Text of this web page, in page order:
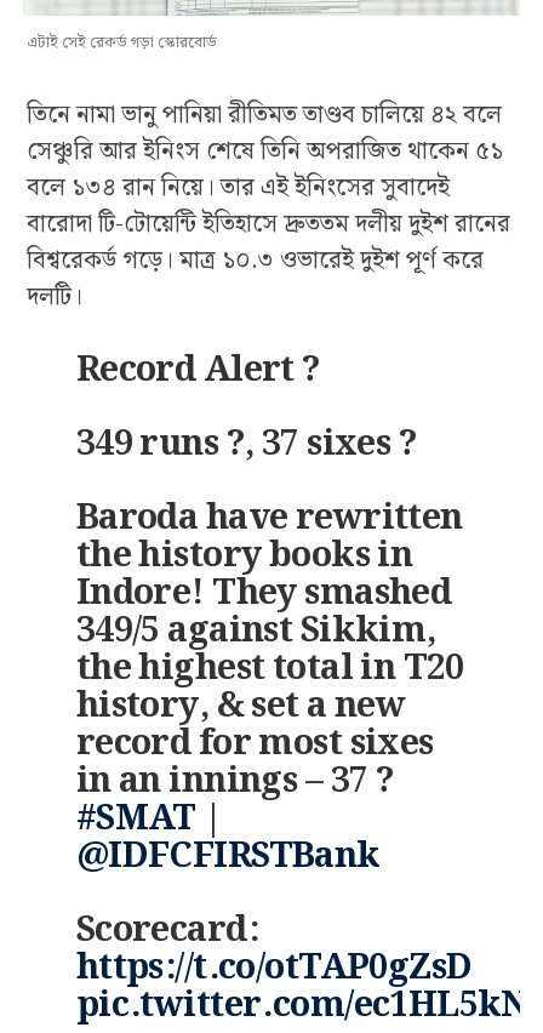
এটাই সেই রেকর্ড গড়া স্কোরবোর্ড
তিনে নামা ভানু পানিয়া রীতিমত তাণ্ডব চালিয়ে ৪২ বলে
সেঞ্চুরি আর ইনিংস শেষে তিনি অপরাজিত থাকেন ৫১
বলে ১৩৪ রান নিয়ে। তার এই ইনিংসের সুবাদেই
বারোদা টি-টোয়েন্টি ইতিহাসে দ্রুততম দলীয় দুইশ রানের
বিশ্বরেকর্ড গড়ে। মাত্র ১০.৩ ওভারেই দুইশ পূর্ণ করে
দলটি।
Record Alert ?
349 runs ?, 37 sixes ?
Baroda have rewritten
the history books in
Indore! They smashed
349/5 against Sikkim,
the highest total in T20
history, & set a new
record for most sixes
in an innings – 37 ?
#SMAT |
@IDFCFIRSTBank
Scorecard:
https://t.co/otTAP0gZsD
pic.twitter.com/